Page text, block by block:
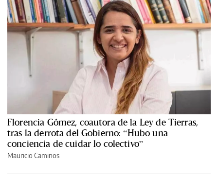
Florencia Gómez, coautora de la Ley de Tierras,
tras la derrota del Gobierno: “Hubo una
conciencia de cuidar lo colectivo”
Mauricio Caminos